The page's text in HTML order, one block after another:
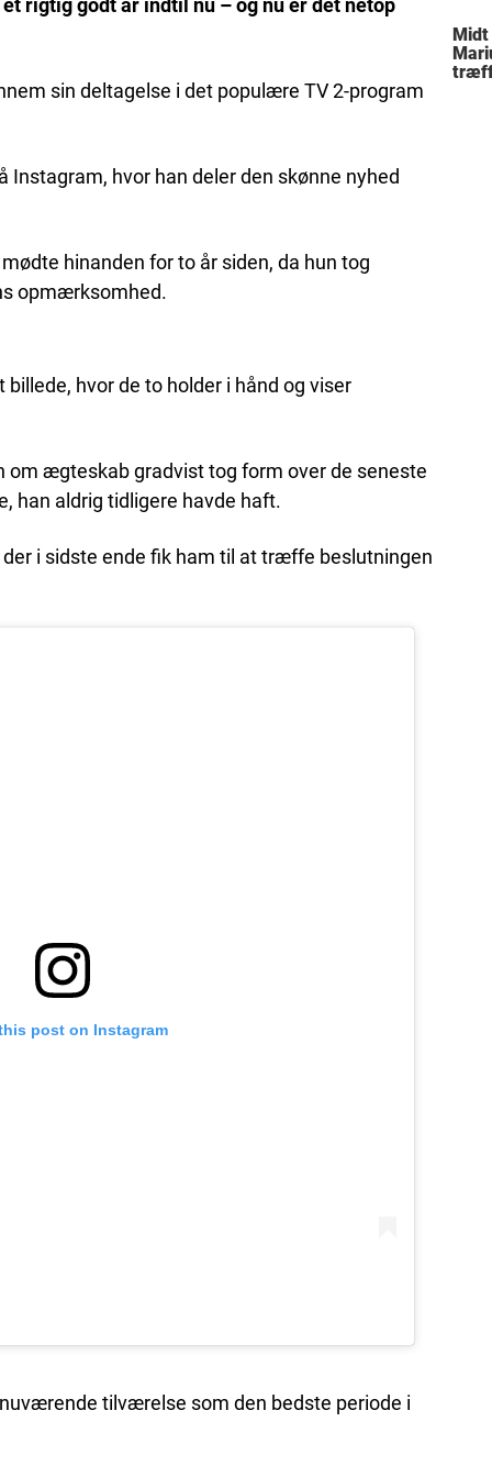
rigtig godt år indtil nu – og nu er det netop
sin deltagelse i det populære TV 2-program
Instagram, hvor han deler den skønne nyhed
hinanden for to år siden, da hun tog
opmærksomhed.
billede, hvor de to holder i hånd og viser
ægteskab gradvist tog form over de seneste
han aldrig tidligere havde haft.
i sidste ende fik ham til at træffe beslutningen
post on Instagram
tilværelse som den bedste periode i
Midt